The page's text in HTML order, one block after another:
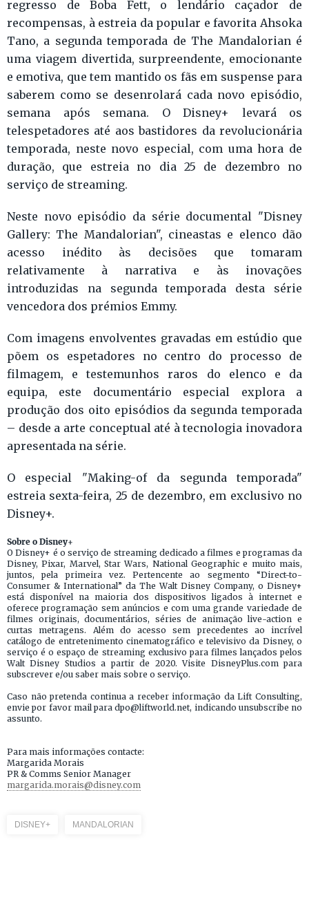
regresso de Boba Fett, o lendário caçador de
recompensas, à estreia da popular e favorita Ahsoka
Tano, a segunda temporada de The Mandalorian é
uma viagem divertida, surpreendente, emocionante
e emotiva, que tem mantido os fãs em suspense para
saberem como se desenrolará cada novo episódio,
semana após semana. O Disney+ levará os
telespetadores até aos bastidores da revolucionária
temporada, neste novo especial, com uma hora de
duração, que estreia no dia 25 de dezembro no
serviço de streaming.
Neste novo episódio da série documental "Disney
Gallery: The Mandalorian", cineastas e elenco dão
acesso inédito às decisões que tomaram
relativamente à narrativa e às inovações
introduzidas na segunda temporada desta série
vencedora dos prémios Emmy.
Com imagens envolventes gravadas em estúdio que
põem os espetadores no centro do processo de
filmagem, e testemunhos raros do elenco e da
equipa, este documentário especial explora a
produção dos oito episódios da segunda temporada
– desde a arte conceptual até à tecnologia inovadora
apresentada na série.
O especial "Making-of da segunda temporada"
estreia sexta-feira, 25 de dezembro, em exclusivo no
Disney+.
Sobre o Disney+
O Disney+ é o serviço de streaming dedicado a filmes e programas da
Disney, Pixar, Marvel, Star Wars, National Geographic e muito mais,
juntos, pela primeira vez. Pertencente ao segmento “Direct-to-
Consumer & International” da The Walt Disney Company, o Disney+
está disponível na maioria dos dispositivos ligados à internet e
oferece programação sem anúncios e com uma grande variedade de
filmes originais, documentários, séries de animação live-action e
curtas metragens. Além do acesso sem precedentes ao incrível
catálogo de entretenimento cinematográfico e televisivo da Disney, o
serviço é o espaço de streaming exclusivo para filmes lançados pelos
Walt Disney Studios a partir de 2020. Visite DisneyPlus.com para
subscrever e/ou saber mais sobre o serviço.
Caso não pretenda continua a receber informação da Lift Consulting,
envie por favor mail para dpo@liftworld.net, indicando unsubscribe no
assunto.
Para mais informações contacte:
Margarida Morais
PR & Comms Senior Manager
margarida.morais@disney.com
DISNEY+ MANDALORIAN